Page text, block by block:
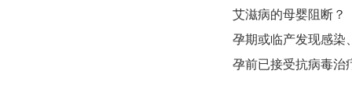
艾滋病的母婴阻断？
孕期或临产发现感染
孕前已接受抗病毒治